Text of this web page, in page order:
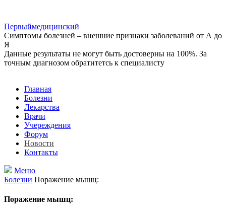
Первыймедицинский
Симптомы болезней – внешние признаки заболеваний от А до
Я
Данные результаты не могут быть достоверны на 100%. За
точным диагнозом обратитетсь к специалисту
Главная
Болезни
Лекарства
Врачи
Учереждения
Форум
Новости
Контакты
Меню
Болезни Поражение мышц:
Поражение мышц: